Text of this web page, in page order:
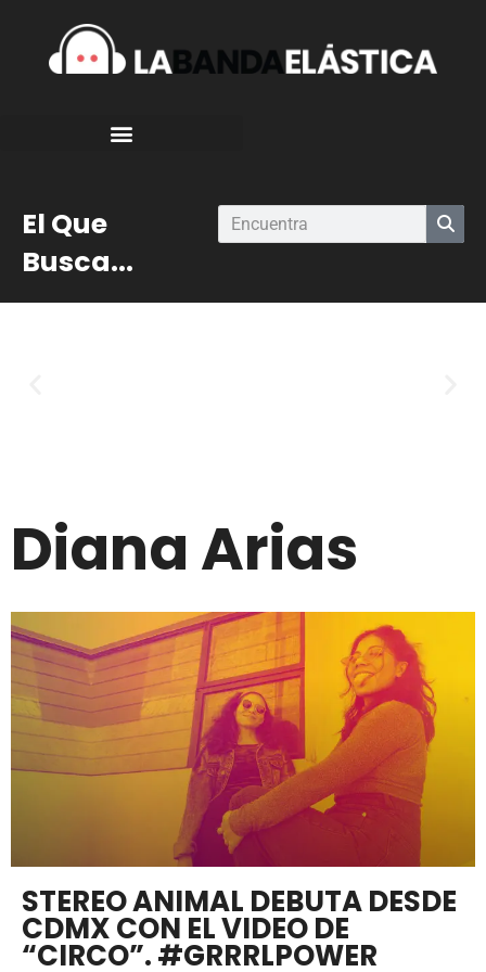
El Que
Busca...
Diana Arias
STEREO ANIMAL DEBUTA DESDE
CDMX CON EL VIDEO DE
“CIRCO”. #GRRRLPOWER